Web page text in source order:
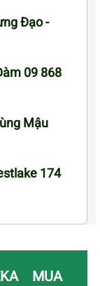
Đạo -
09 868
Mậu
174
MUA